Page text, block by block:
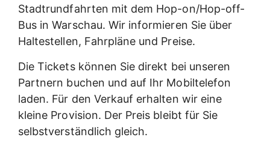
Stadtrundfahrten mit dem Hop-on/Hop-off-
Bus in Warschau. Wir informieren Sie über
Haltestellen, Fahrpläne und Preise.
Die Tickets können Sie direkt bei unseren
Partnern buchen und auf Ihr Mobiltelefon
laden. Für den Verkauf erhalten wir eine
kleine Provision. Der Preis bleibt für Sie
selbstverständlich gleich.